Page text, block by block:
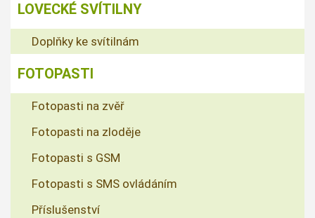
LOVECKÉ SVÍTILNY
Doplňky ke svítilnám
FOTOPASTI
Fotopasti na zvěř
Fotopasti na zloděje
Fotopasti s GSM
Fotopasti s SMS ovládáním
Příslušenství